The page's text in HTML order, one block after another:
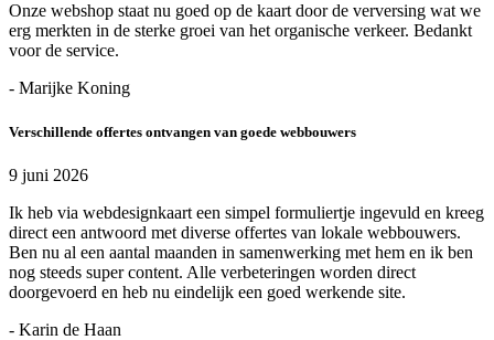
Onze webshop staat nu goed op de kaart door de verversing wat we
erg merkten in de sterke groei van het organische verkeer. Bedankt
voor de service.
- Marijke Koning
Verschillende offertes ontvangen van goede webbouwers
9 juni 2026
Ik heb via webdesignkaart een simpel formuliertje ingevuld en kreeg
direct een antwoord met diverse offertes van lokale webbouwers.
Ben nu al een aantal maanden in samenwerking met hem en ik ben
nog steeds super content. Alle verbeteringen worden direct
doorgevoerd en heb nu eindelijk een goed werkende site.
- Karin de Haan